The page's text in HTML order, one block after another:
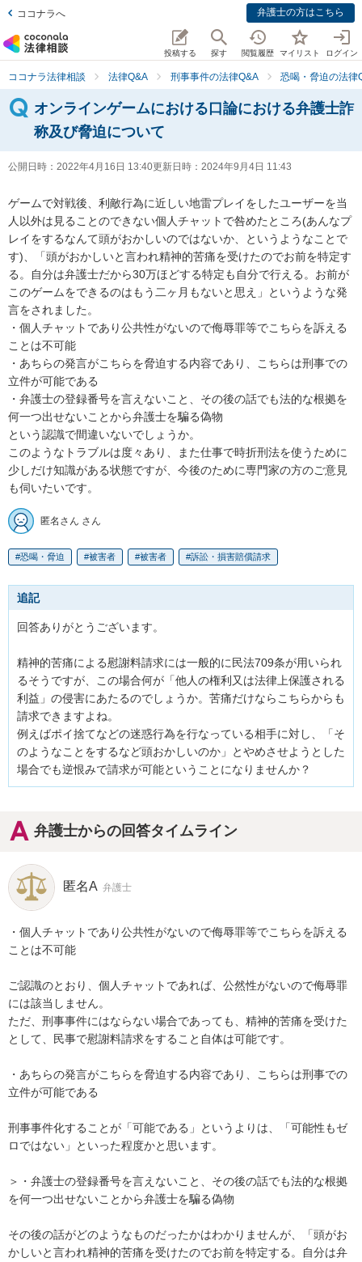
ココナラへ 弁護士の方はこちら
投稿する 探す 閲覧履歴 マイリスト ログイン
ココナラ法律相談 法律Q&A 刑事事件の法律Q&A 恐喝・脅迫の法律
オンラインゲームにおける口論における弁護士詐
称及び脅迫について
公開日時： 2022年4月16日 13:40更新日時： 2024年9月4日 11:43
ゲームで対戦後、利敵行為に近しい地雷プレイをしたユーザーを当
人以外は見ることのできない個人チャットで咎めたところ(あんなプ
レイをするなんて頭がおかしいのではないか、というようなことで
す)、「頭がおかしいと言われ精神的苦痛を受けたのでお前を特定す
る。自分は弁護士だから30万ほどする特定も自分で行える。お前が
このゲームをできるのはもう二ヶ月もないと思え」というような発
言をされました。
・個人チャットであり公共性がないので侮辱罪等でこちらを訴える
ことは不可能
・あちらの発言がこちらを脅迫する内容であり、こちらは刑事での
立件が可能である
・弁護士の登録番号を言えないこと、その後の話でも法的な根拠を
何一つ出せないことから弁護士を騙る偽物
という認識で間違いないでしょうか。
このようなトラブルは度々あり、また仕事で時折刑法を使うために
少しだけ知識がある状態ですが、今後のために専門家の方のご意見
も伺いたいです。
匿名さん さん
恐喝・脅迫 被害者 被害者 訴訟・損害賠償請求
追記
回答ありがとうございます。
精神的苦痛による慰謝料請求には一般的に民法709条が用いられ
るそうですが、この場合何が「他人の権利又は法律上保護される
利益」の侵害にあたるのでしょうか。苦痛だけならこちらからも
請求できますよね。
例えばポイ捨てなどの迷惑行為を行なっている相手に対し、「そ
のようなことをするなど頭おかしいのか」とやめさせようとした
場合でも逆恨みで請求が可能ということになりませんか？
弁護士からの回答タイムライン
匿名A 弁護士
・個人チャットであり公共性がないので侮辱罪等でこちらを訴える
ことは不可能
ご認識のとおり、個人チャットであれば、公然性がないので侮辱罪
には該当しません。
ただ、刑事事件にはならない場合であっても、精神的苦痛を受けた
として、民事で慰謝料請求をすること自体は可能です。
・あちらの発言がこちらを脅迫する内容であり、こちらは刑事での
立件が可能である
刑事事件化することが「可能である」というよりは、「可能性もゼ
ロではない」といった程度かと思います。
＞・弁護士の登録番号を言えないこと、その後の話でも法的な根拠
を何一つ出せないことから弁護士を騙る偽物
その後の話がどのようなものだったかはわかりませんが、「頭がお
かしいと言われ精神的苦痛を受けたのでお前を特定する。自分は弁